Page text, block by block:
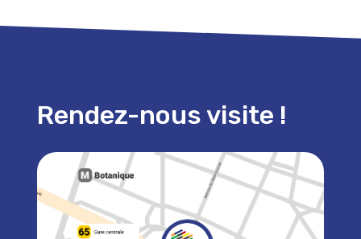
Rendez-nous visite !